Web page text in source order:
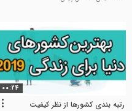
00:24
رتبه بندی کشورها از نظر کیفیت